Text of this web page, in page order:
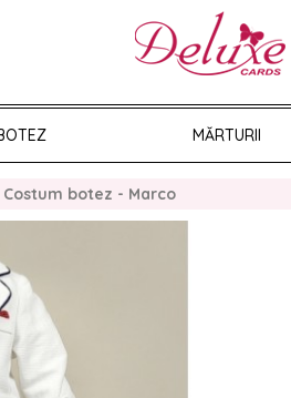
MĂRTURII
Costum botez - Marco